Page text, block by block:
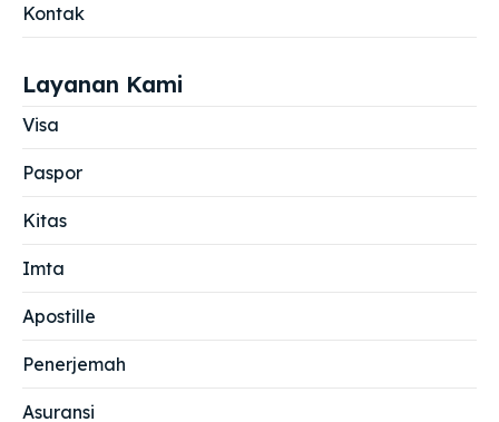
Kontak
Layanan Kami
Visa
Paspor
Kitas
Imta
Apostille
Penerjemah
Asuransi